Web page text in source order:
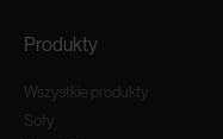
Produkty
Wszystkie produkty
Sofy